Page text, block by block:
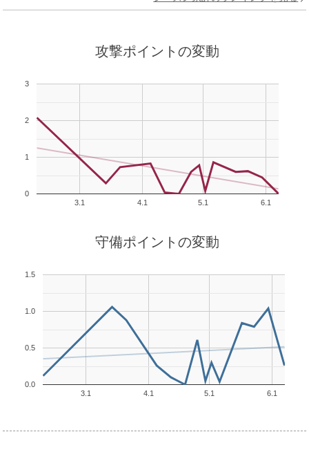
攻撃ポイントの変動
3.1 4.1 5.1 6.1
0
1
2
3
守備ポイントの変動
3.1 4.1 5.1 6.1
0.0
0.5
1.0
1.5